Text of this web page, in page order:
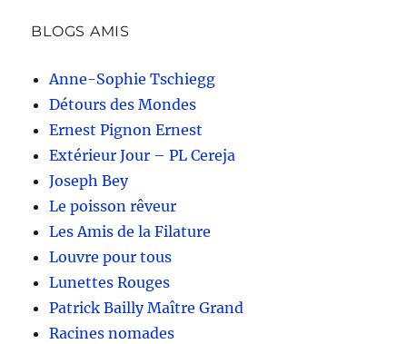
BLOGS AMIS
Anne-Sophie Tschiegg
Détours des Mondes
Ernest Pignon Ernest
Extérieur Jour – PL Cereja
Joseph Bey
Le poisson rêveur
Les Amis de la Filature
Louvre pour tous
Lunettes Rouges
Patrick Bailly Maître Grand
Racines nomades